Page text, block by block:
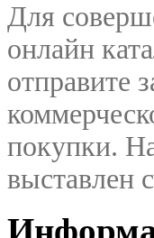
Для
онлайн
отправите
покупки.
выставлен